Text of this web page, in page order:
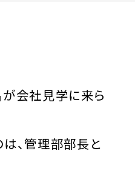
会社見学に来ら
、管理部部長と